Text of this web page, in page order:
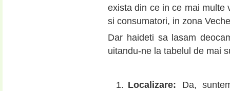
exista din ce in ce mai multe
si consumatori, in zona
Dar haideti sa lasam
uitandu-ne la tabelul de mai
Localizare: Da,